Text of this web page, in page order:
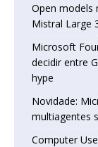
Open models
Mistral Large
Microsoft
decidir entre
hype
Novidade:
multiagentes
Computer